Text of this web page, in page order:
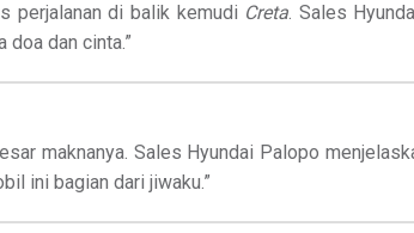
perjalanan di balik kemudi Creta. Sales
dan cinta.”
maknanya. Sales Hyundai Palopo
ini bagian dari jiwaku.”